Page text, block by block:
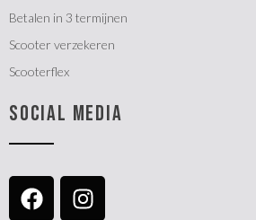
Betalen in 3 termijnen
Scooter verzekeren
Scooterflex
SOCIAL MEDIA